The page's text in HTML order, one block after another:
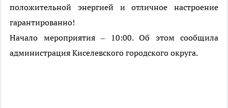
положительной энергией и отличное настроение
гарантированно!
Начало мероприятия – 10:00. Об этом сообщила
администрация Киселевского городского округа.